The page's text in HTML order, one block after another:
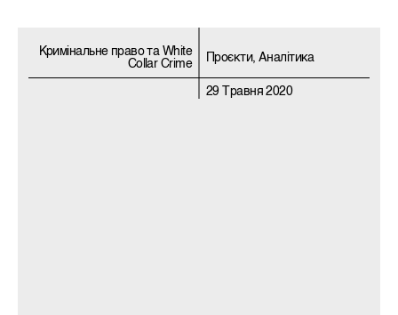
Кримiнальне право та White
Collar Crime
Проєкти, Аналітика
29 Травня 2020